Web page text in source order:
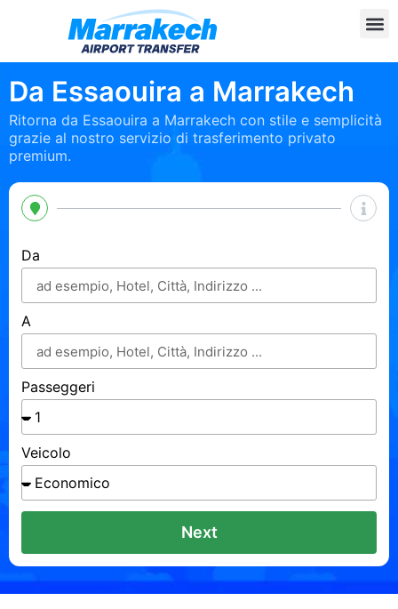
Da Essaouira a Marrakech
Ritorna da Essaouira a Marrakech con stile e semplicità
grazie al nostro servizio di trasferimento privato
premium.
Da
A
Passeggeri
Veicolo
Next